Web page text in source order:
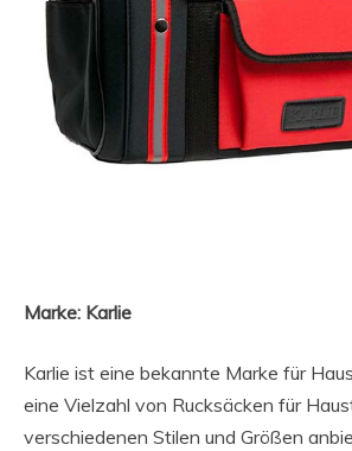
Marke: Karlie
Karlie ist eine bekannte Marke für
eine Vielzahl von Rucksäcken für
verschiedenen Stilen und Größen